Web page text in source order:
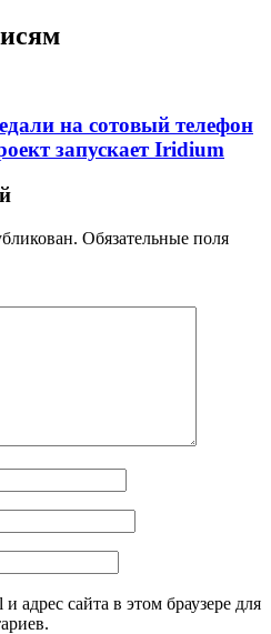
на сотовый телефон
запускает Iridium
Обязательные поля
адрес сайта в этом браузере для